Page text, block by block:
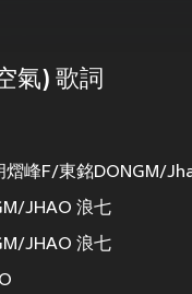
氣) 歌詞
峰F/東銘DONGM/
JHAO 浪七
JHAO 浪七